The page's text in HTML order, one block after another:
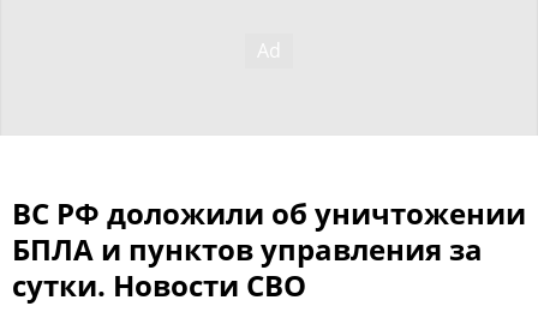
ВС РФ доложили об уничтожении
БПЛА и пунктов управления за
сутки. Новости СВО